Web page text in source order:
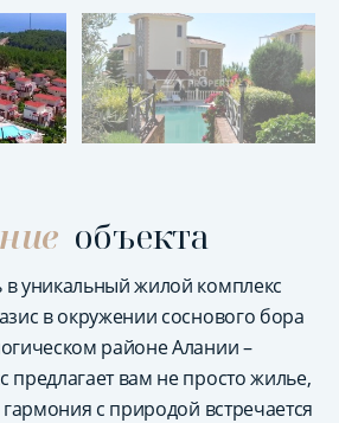
объекта
уникальный жилой комплекс
в окружении соснового бора
районе Алании –
вам не просто жилье,
с природой встречается